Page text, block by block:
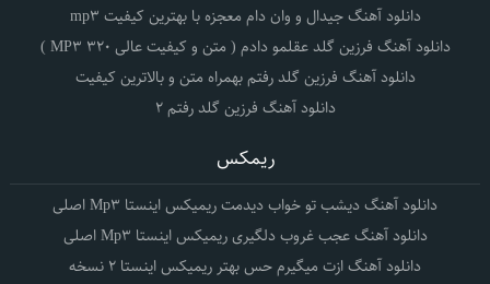
دانلود آهنگ جیدال و وان دام معجزه با بهترین کیفیت mp3
دانلود آهنگ فرزین گلد عقلمو دادم ( متن و کیفیت عالی 320 MP3 )
دانلود آهنگ فرزین گلد رفتم بهمراه متن و بالاترین کیفیت
دانلود آهنگ فرزین گلد رفتم 2
ریمکس
دانلود آهنگ دیشب تو خواب دیدمت ریمیکس اینستا Mp3 اصلی
دانلود آهنگ عجب غروب دلگیری ریمیکس اینستا Mp3 اصلی
دانلود آهنگ ازت میگیرم حس بهتر ریمیکس اینستا 2 نسخه